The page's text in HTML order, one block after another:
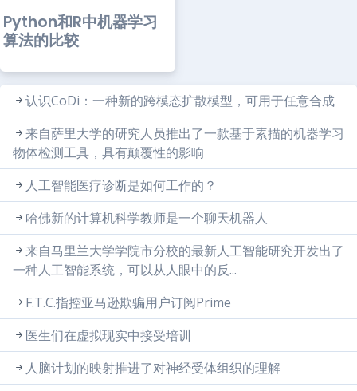
Python和R中机器学习
算法的比较
认识CoDi：一种新的跨模态扩散模型，可用于任意合成
来自萨里大学的研究人员推出了一款基于素描的机器学习
物体检测工具，具有颠覆性的影响
人工智能医疗诊断是如何工作的？
哈佛新的计算机科学教师是一个聊天机器人
来自马里兰大学学院市分校的最新人工智能研究开发出了
一种人工智能系统，可以从人眼中的反...
F.T.C.指控亚马逊欺骗用户订阅Prime
医生们在虚拟现实中接受培训
人脑计划的映射推进了对神经受体组织的理解